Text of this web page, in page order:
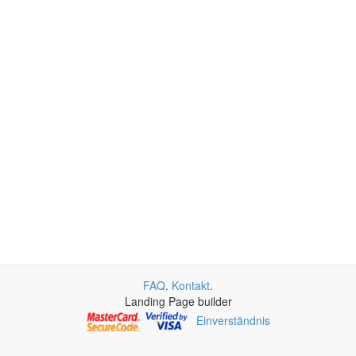
FAQ. Kontakt.
Landing Page builder
Einverständnis